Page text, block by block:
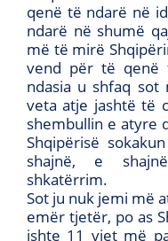
qenë të ndarë në
ndarë në shumë
më të mirë
vend për të qenë
ndasia u shfaq
veta atje jashtë të
shembullin e atyre
Shqipërisë
shajnë, e
shkatërrim.
Sot ju nuk jemi më
emër tjetër, po as
ishte 11 vjet më